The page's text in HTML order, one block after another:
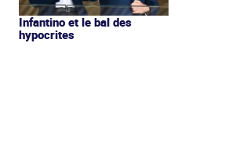
Infantino et le bal des
hypocrites